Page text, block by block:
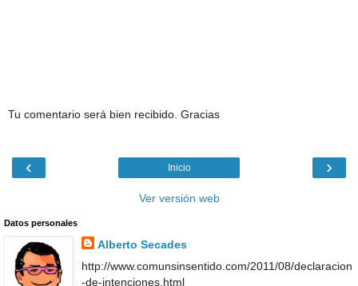
Tu comentario será bien recibido. Gracias
‹ ›
Inicio
Ver versión web
Datos personales
Alberto Secades
http://www.comunsinsentido.com/2011/08/declaracion
-de-intenciones.html